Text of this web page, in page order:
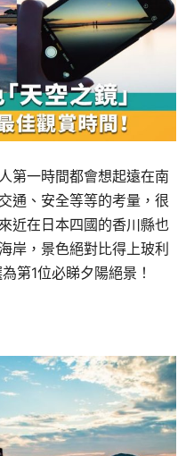
第一時間都會想起遠在南
通、安全等等的考量，很
近在日本四國的香川縣也
岸，景色絕對比得上玻利
第1位必睇夕陽絕景！